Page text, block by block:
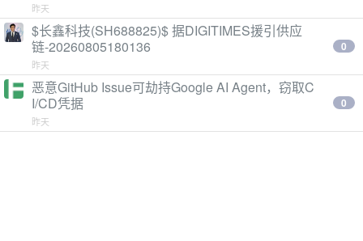
昨天
$长鑫科技(SH688825)$ 据DIGITIMES援引供应
链-20260805180136
昨天
0
恶意GitHub Issue可劫持Google AI Agent，窃取C
I/CD凭据
昨天
0